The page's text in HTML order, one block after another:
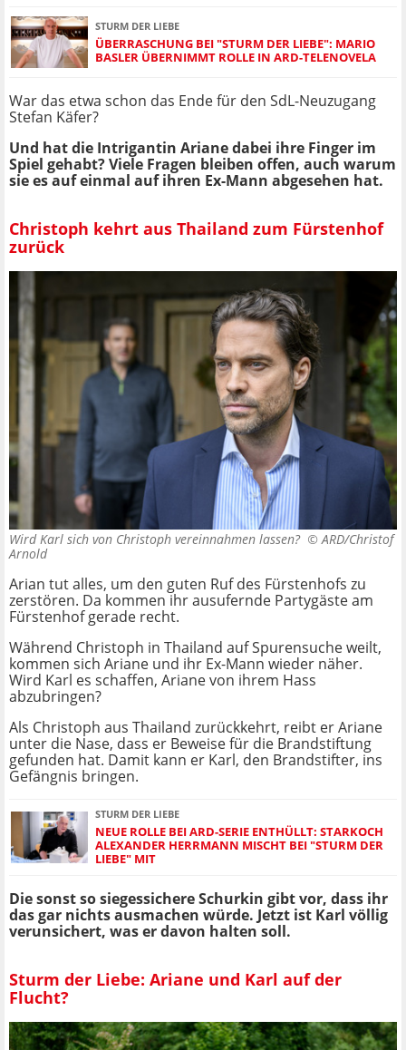
STURM DER LIEBE
ÜBERRASCHUNG BEI "STURM DER LIEBE": MARIO
BASLER ÜBERNIMMT ROLLE IN ARD-TELENOVELA
War das etwa schon das Ende für den SdL-Neuzugang
Stefan Käfer?
Und hat die Intrigantin Ariane dabei ihre Finger im
Spiel gehabt? Viele Fragen bleiben offen, auch warum
sie es auf einmal auf ihren Ex-Mann abgesehen hat.
Christoph kehrt aus Thailand zum Fürstenhof
zurück
Wird Karl sich von Christoph vereinnahmen lassen? ©ARD/Christof
Arnold
Arian tut alles, um den guten Ruf des Fürstenhofs zu
zerstören. Da kommen ihr ausufernde Partygäste am
Fürstenhof gerade recht.
Während Christoph in Thailand auf Spurensuche weilt,
kommen sich Ariane und ihr Ex-Mann wieder näher.
Wird Karl es schaffen, Ariane von ihrem Hass
abzubringen?
Als Christoph aus Thailand zurückkehrt, reibt er Ariane
unter die Nase, dass er Beweise für die Brandstiftung
gefunden hat. Damit kann er Karl, den Brandstifter, ins
Gefängnis bringen.
STURM DER LIEBE
NEUE ROLLE BEI ARD-SERIE ENTHÜLLT: STARKOCH
ALEXANDER HERRMANN MISCHT BEI "STURM DER
LIEBE" MIT
Die sonst so siegessichere Schurkin gibt vor, dass ihr
das gar nichts ausmachen würde. Jetzt ist Karl völlig
verunsichert, was er davon halten soll.
Sturm der Liebe: Ariane und Karl auf der
Flucht?